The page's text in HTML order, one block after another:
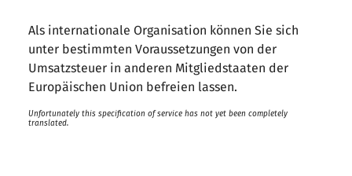
Als internationale Organisation können Sie sich
unter bestimmten Voraussetzungen von der
Umsatzsteuer in anderen Mitgliedstaaten der
Europäischen Union befreien lassen.
Unfortunately this specification of service has not yet been completely
translated.